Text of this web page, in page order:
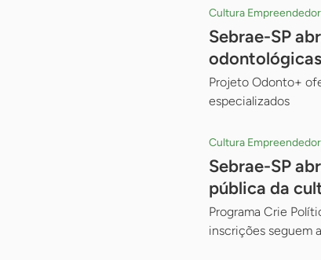
Cultura
Sebrae-SP
odontológicas
Projeto Odonto+
especializados
Cultura
Sebrae-SP
pública da
Programa Crie
inscrições seguem